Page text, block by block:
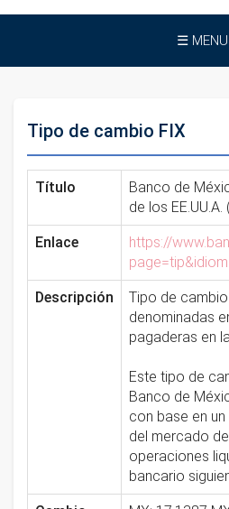
☰ MENU
Tipo de cambio FIX
Título
Banco de
de los EE.UU.A.
Enlace
https://
Descripción
Tipo de
denominadas
pagaderas en
Este tipo de
Banco de
con base en
del mercado
operaciones
bancario